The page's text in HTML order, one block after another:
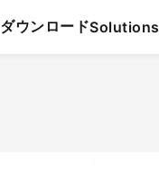
ダウンロードSolutions